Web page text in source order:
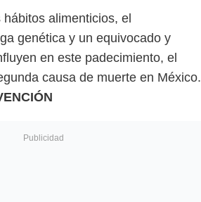
alimenticios, el
genética y un equivocado y
en este padecimiento, el
causa de muerte en México.